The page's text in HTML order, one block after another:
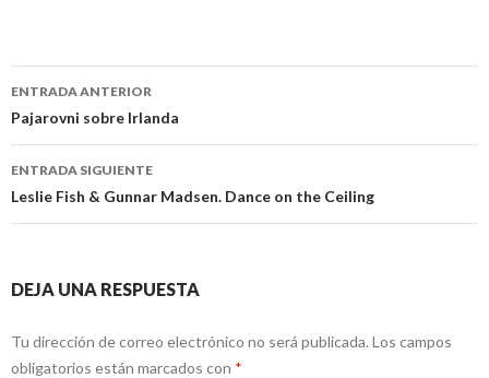
Navegación
de
entradas
ENTRADA ANTERIOR
Pajarovni sobre Irlanda
ENTRADA SIGUIENTE
Leslie Fish & Gunnar Madsen. Dance on the Ceiling
DEJA UNA RESPUESTA
Tu dirección de correo electrónico no será publicada. Los campos
obligatorios están marcados con *